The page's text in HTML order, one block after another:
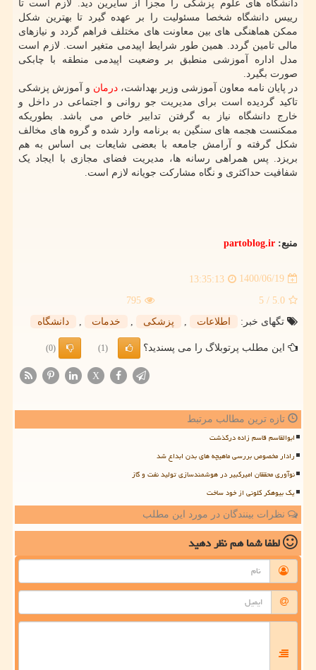
دانشگاه های علوم پزشکی را مجزا از سایرین دید. لازم است تا
رییس دانشگاه شخصا مسئولیت را بر عهده گیرد تا بهترین شکل
ممکن هماهنگی های بین معاونت های مختلف فراهم گردد و نیازهای
مالی تامین گردد. همین طور شرایط اپیدمی متغیر است. لازم است
مدل اداره آموزشی منطبق بر وضعیت اپیدمی منطقه با چابکی
صورت بگیرد.
در پایان نامه معاون آموزشی وزیر بهداشت، درمان و آموزش پزشکی
تاکید گردیده است برای مدیریت جو روانی و اجتماعی در داخل و
خارج دانشگاه نیاز به گرفتن تدابیر خاص می باشد. بطوریکه
ممکنست هجمه های سنگین به برنامه وارد شده و گروه های مخالف
شکل گرفته و آرامش جامعه با بعضی شایعات بی اساس به هم
بریزد. پس همراهی رسانه ها، مدیریت فضای مجازی با ایجاد یک
شفافیت حداکثری و نگاه مشارکت جویانه لازم است.
منبع: partoblog.ir
1400/06/19
13:35:13
5.0
/ 5
795
تگهای خبر:
اطلاعات پزشكی خدمات دانشگاه
این مطلب پرتوبلاگ را می پسندید؟ (1)
(0)
X
تازه ترین مطالب مرتبط
ابوالقاسم قاسم زاده درگذشت
رادار مخصوص بررسی ماهیچه های بدن ابداع شد
نوآوری محققان امیرکبیر در هوشمندسازی تولید نفت و گاز
یک بیوهکر کلونی از خود ساخت
نظرات بینندگان در مورد این مطلب
لطفا شما همنظر دهید